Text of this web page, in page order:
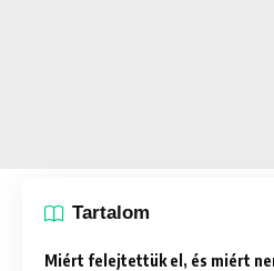
Tartalom
Miért felejtettük el, és miért